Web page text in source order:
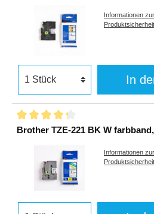
Informationen zur
Produktsicherheit
In
Brother TZE-221 BK W
Informationen zur
Produktsicherheit